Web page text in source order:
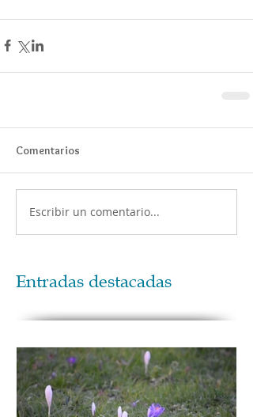
Comentarios
Escribir un comentario...
Entradas destacadas